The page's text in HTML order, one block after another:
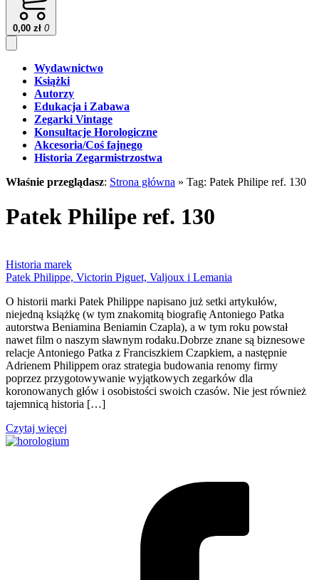
0,00 zł 0
Wydawnictwo
Książki
Autorzy
Edukacja i Zabawa
Zegarki Vintage
Konsultacje Horologiczne
Akcesoria/Coś fajnego
Historia Zegarmistrzostwa
Właśnie przeglądasz: Strona główna » Tag: Patek Philipe ref. 130
Patek Philipe ref. 130
Historia marek
Patek Philippe, Victorin Piguet, Valjoux i Lemania
O historii marki Patek Philippe napisano już setki artykułów,
niejedną książkę (w tym znakomitą biografię Antoniego Patka
autorstwa Beniamina Beniamin Czapla), a w tym roku powstał
nawet film o naszym sławnym rodaku.Dobrze znane są biznesowe
relacje Antoniego Patka z Franciszkiem Czapkiem, a następnie
Adrienem Philippem oraz strategia budowania renomy firmy
poprzez przygotowywanie wyjątkowych zegarków dla
koronowanych głów i osobistości swoich czasów. Nie jest również
tajemnicą historia […]
Czytaj więcej